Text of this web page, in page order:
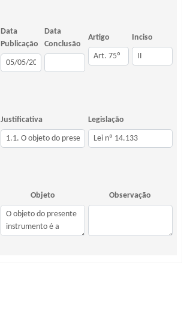
Data
Publicação
Data
Conclusão
Artigo Inciso
Justificativa Legislação
Objeto Observação